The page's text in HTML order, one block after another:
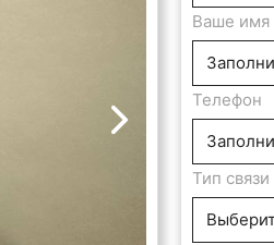
Ваше имя
Телефон
Тип связи